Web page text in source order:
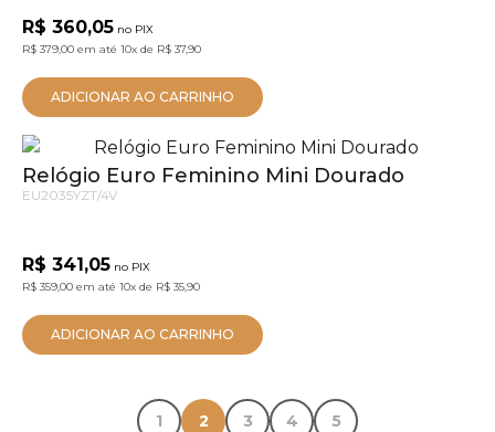
R$ 360,05 no PIX
R$ 379,00 em até 10x de R$ 37,90
ADICIONAR AO CARRINHO
Relógio Euro Feminino Mini Dourado
EU2035YZT/4V
R$ 341,05 no PIX
R$ 359,00 em até 10x de R$ 35,90
ADICIONAR AO CARRINHO
1 2 3 4 5